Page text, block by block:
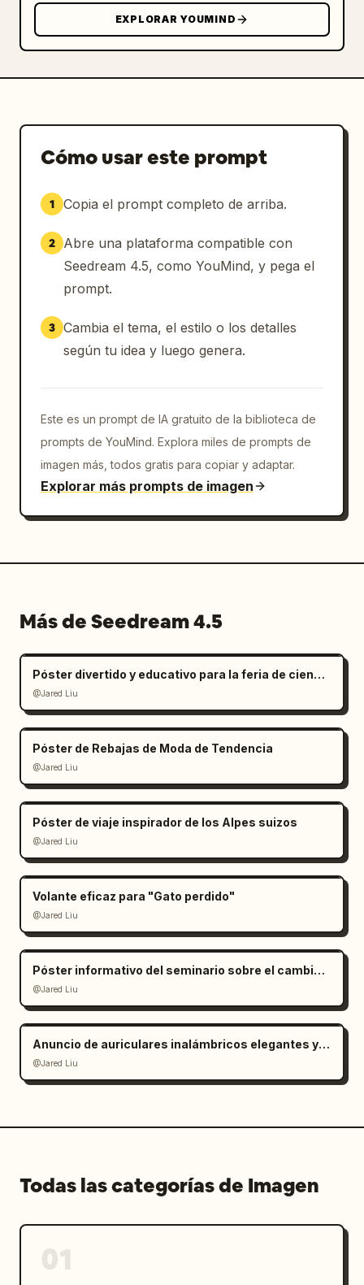
EXPLORAR YOUMIND
Cómo usar este prompt
1 Copia el prompt completo de arriba.
2
Abre una plataforma compatible con
Seedream 4.5, como YouMind, y pega el
prompt.
3 Cambia el tema, el estilo o los detalles
según tu idea y luego genera.
Este es un prompt de IA gratuito de la biblioteca de
prompts de YouMind. Explora miles de prompts de
imagen más, todos gratis para copiar y adaptar.
Explorar más prompts de imagen
Más de Seedream 4.5
Póster divertido y educativo para la feria de ciencias infantil
@Jared Liu
Póster de Rebajas de Moda de Tendencia
@Jared Liu
Póster de viaje inspirador de los Alpes suizos
@Jared Liu
Volante eficaz para "Gato perdido"
@Jared Liu
Póster informativo del seminario sobre el cambio climático
@Jared Liu
Anuncio de auriculares inalámbricos elegantes y minimalistas
@Jared Liu
Todas las categorías de Imagen